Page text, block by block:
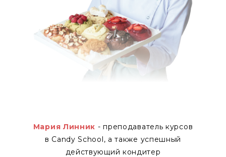
Мария Линник - преподаватель курсов
в Candy School, а также успешный
действующий кондитер